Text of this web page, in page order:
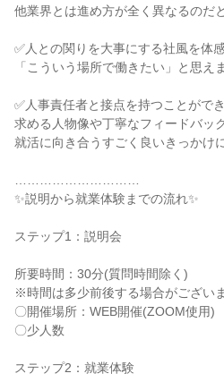
他業界とは進め方が全く異なるのだ
✅人との関りを大事にする社風を体感
「こういう場所で働きたい」と思え
✅人事責任者と接点を持つことができ
求める人物像や丁寧なフィードバッ
就活に向き合うすごく良いきっかけ
✨️説明から就業体験までの流れ✨️
ステップ1：説明会
所要時間：30分(質問時間除く)
※時間は多少前後する場合がございま
〇開催場所：WEB開催(ZOOM使用)
〇少人数
ステップ2：就業体験